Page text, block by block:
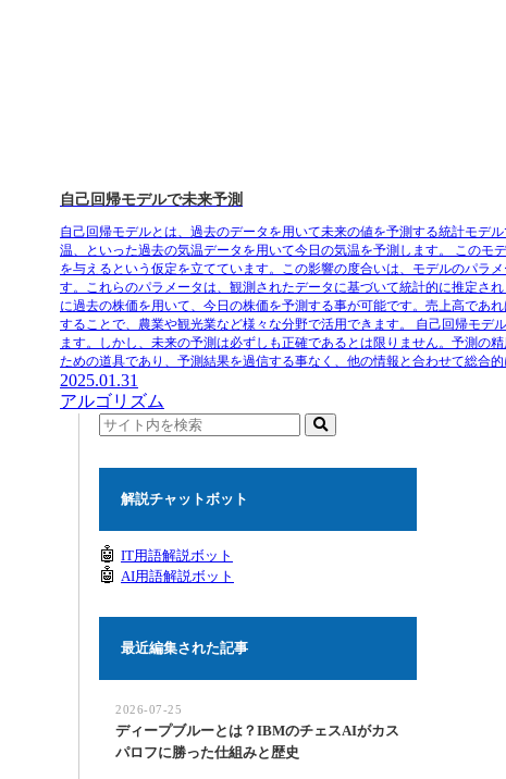
自己回帰モデルで未来予測
自己回帰モデルとは、過去のデータを用いて未来の値を予測する統計モデ
温、といった過去の気温データを用いて今日の気温を予測します。 この
を与えるという仮定を立てています。この影響の度合いは、モデルのパラ
す。これらのパラメータは、観測されたデータに基づいて統計的に推定さ
に過去の株価を用いて、今日の株価を予測する事が可能です。売上高であ
することで、農業や観光業など様々な分野で活用できます。 自己回帰モ
ます。しかし、未来の予測は必ずしも正確であるとは限りません。予測の
ための道具であり、予測結果を過信する事なく、他の情報と合わせて総合的
2025.01.31
アルゴリズム
解説チャットボット
🤖 IT用語解説ボット
🤖 AI用語解説ボット
最近編集された記事
ディープブルーとは？IBMのチェスAIがカス
パロフに勝った仕組みと歴史
2026-07-25